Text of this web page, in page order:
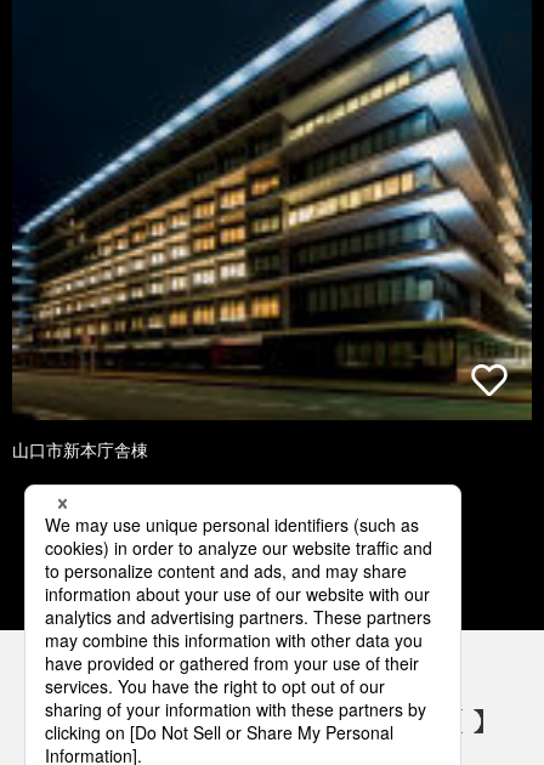
山口市新本庁舎棟
1 2 3 4 5
パナソニックの電気設備 SNSアカウント